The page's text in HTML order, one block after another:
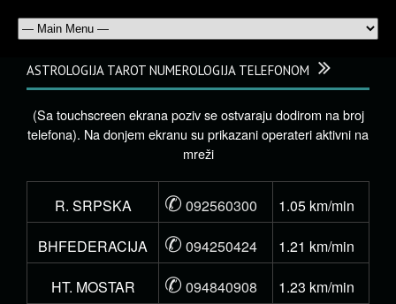
ASTROLOGIJA TAROT NUMEROLOGIJA TELEFONOM
(Sa touchscreen ekrana poziv se ostvaraju dodirom na broj
telefona). Na donjem ekranu su prikazani operateri aktivni na
mreži
R. SRPSKA ✆ 092560300
1.05 km/min
BHFEDERACIJA
✆ 094250424
1.21 km/min
HT. MOSTAR
✆ 094840908 1.23 km/min